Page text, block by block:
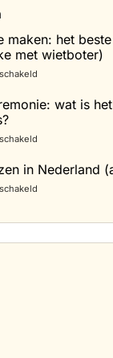
maken: het
met wietboter)
maken:
het
cake
wat is
Ceremonie:
wat
doe
in Nederland
Nederland